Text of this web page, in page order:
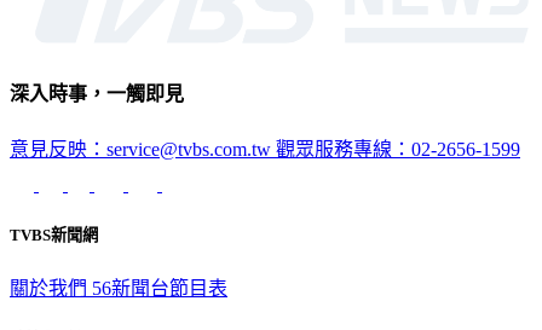
深入時事，一觸即見
意見反映：service@tvbs.com.tw 觀眾服務專線：02-2656-1599
TVBS新聞網
關於我們 56新聞台節目表